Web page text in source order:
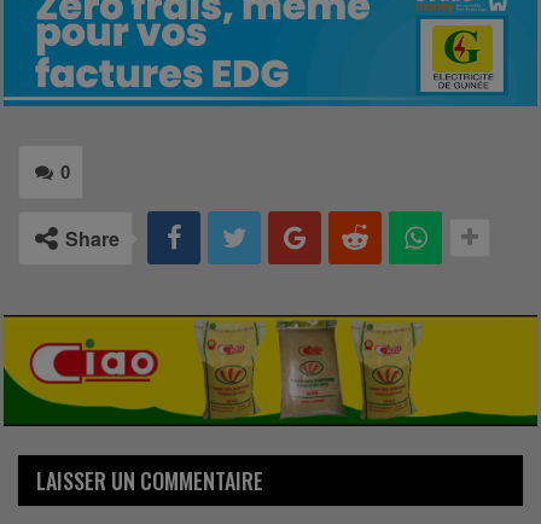
0
Share
LAISSER UN COMMENTAIRE